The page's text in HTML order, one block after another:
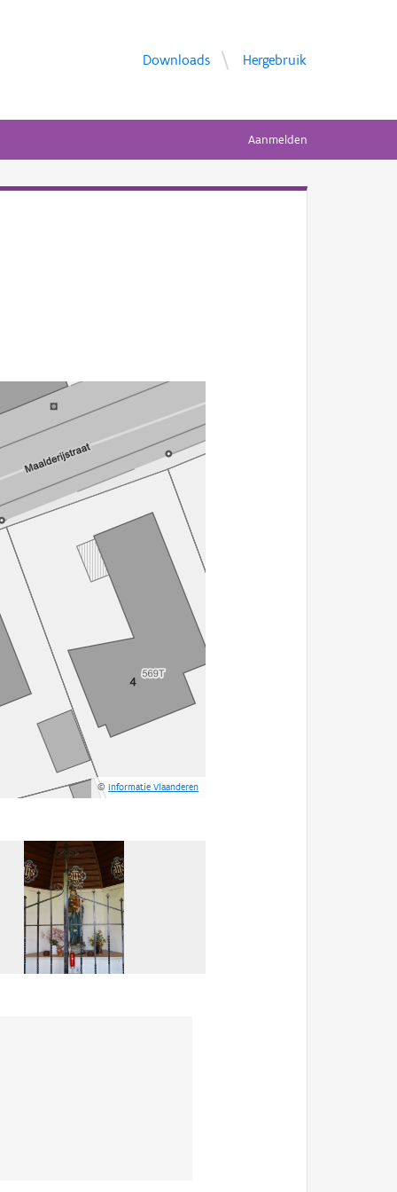
Downloads Hergebruik
Aanmelden
©Informatie Vlaanderen